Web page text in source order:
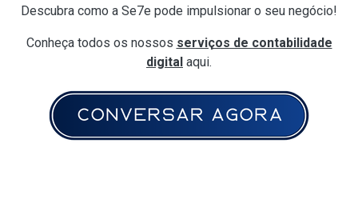
Descubra como a Se7e pode impulsionar o seu negócio!
Conheça todos os nossos serviços de contabilidade
digital aqui.